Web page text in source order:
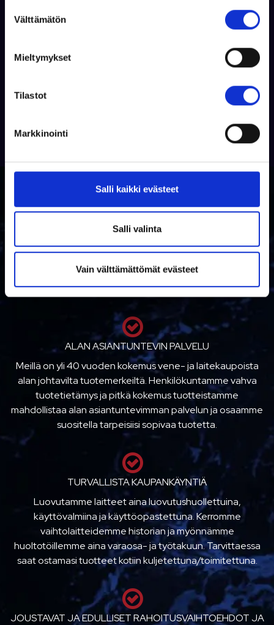
Välttämätön
Mieltymykset
Tilastot
Markkinointi
Salli kaikki evästeet
Salli valinta
Vain välttämättömät evästeet
Miksi venekauppa.com?
ALAN ASIANTUNTEVIN PALVELU
Meillä on yli 40 vuoden kokemus vene- ja laitekaupoista
alan johtavilta tuotemerkeiltä. Henkilökuntamme vahva
tuotetietämys ja pitkä kokemus tuotteistamme
mahdollistaa alan asiantuntevimman palvelun ja osaamme
suositella tarpeisiisi sopivaa tuotetta.
TURVALLISTA KAUPANKÄYNTIÄ
Luovutamme laitteet aina luovutushuollettuina,
käyttövalmiina ja käyttöopastettuna. Kerromme
vaihtolaitteidemme historian ja myönnämme
huoltotöillemme aina varaosa- ja työtakuun. Tarvittaessa
saat ostamasi tuotteet kotiin kuljetettuna/toimitettuna.
JOUSTAVAT JA EDULLISET RAHOITUSVAIHTOEHDOT JA